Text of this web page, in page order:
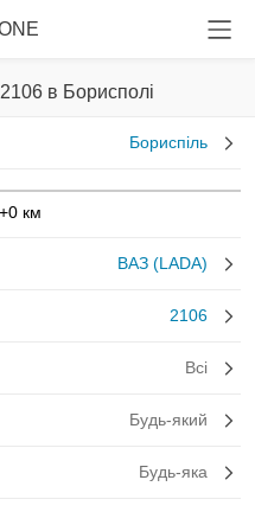
в Борисполі
Бориспіль
+0 км
ВАЗ (LADA)
2106
Всі
Будь-який
Будь-яка